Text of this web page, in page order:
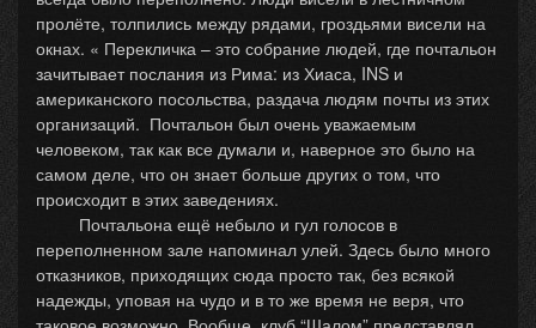
пролёте, толпились между рядами, гроздьями висели на
окнах. « Перекличка – это собрание людей, где почтальон
зачитывает послания из Рима: из Хиаса, INS и
американского посольства, раздача людям почты из этих
организаций. Почтальон был очень уважаемым
человеком, так как все думали и, наверное это было на
самом деле, что он знает больше других о том, что
происходит в этих заведениях.
Почтальона ещё небыло и гул голосов в
переполненном зале напоминал улей. Здесь было много
отказников, приходящих сюда просто так, без всякой
надежды, уповая на чудо и в то же время не веря, что